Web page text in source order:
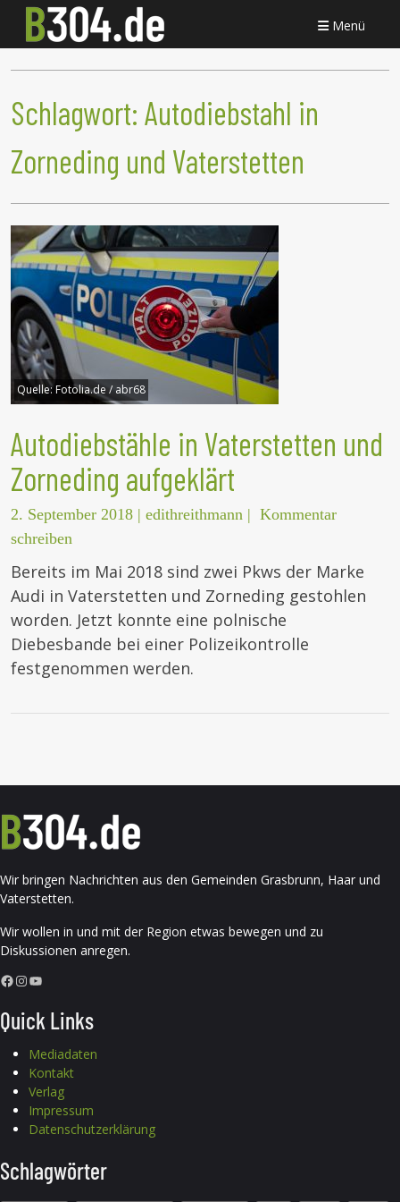
Menü
Schlagwort: Autodiebstahl in
Zorneding und Vaterstetten
Quelle:Fotolia.de / abr68
Autodiebstähle in Vaterstetten und
Zorneding aufgeklärt
2. September 2018 | edithreithmann | Kommentar
schreiben
Bereits im Mai 2018 sind zwei Pkws der Marke
Audi in Vaterstetten und Zorneding gestohlen
worden. Jetzt konnte eine polnische
Diebesbande bei einer Polizeikontrolle
festgenommen werden.
Wir bringen Nachrichten aus den Gemeinden Grasbrunn, Haar und
Vaterstetten.
Wir wollen in und mit der Region etwas bewegen und zu
Diskussionen anregen.
Facebook InstagramYouTube
Quick Links
Mediadaten
Kontakt
Verlag
Impressum
Datenschutzerklärung
Schlagwörter